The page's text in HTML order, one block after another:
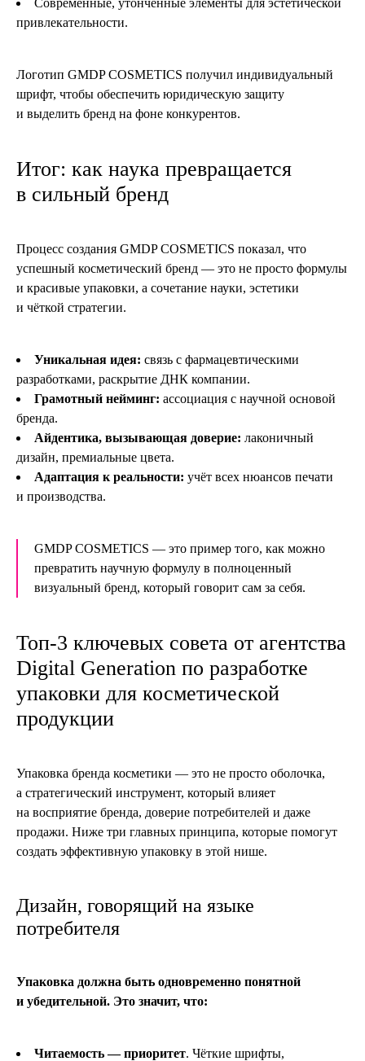
привлекательности.
Логотип GMDP COSMETICS получил индивидуальный
шрифт, чтобы обеспечить юридическую защиту
и выделить бренд на фоне конкурентов.
Итог: как наука превращается
в сильный бренд
Процесс создания GMDP COSMETICS показал, что
успешный косметический бренд — это не просто формулы
и красивые упаковки, а сочетание науки, эстетики
и чёткой стратегии.
Уникальная идея: связь с фармацевтическими
разработками, раскрытие ДНК компании.
Грамотный нейминг: ассоциация с научной основой
бренда.
Айдентика, вызывающая доверие: лаконичный
дизайн, премиальные цвета.
Адаптация к реальности: учёт всех нюансов печати
и производства.
GMDP COSMETICS — это пример того, как можно
превратить научную формулу в полноценный
визуальный бренд, который говорит сам за себя.
Топ-3 ключевых совета от агентства
Digital Generation по разработке
упаковки для косметической
продукции
Упаковка бренда косметики — это не просто оболочка,
а стратегический инструмент, который влияет
на восприятие бренда, доверие потребителей и даже
продажи. Ниже три главных принципа, которые помогут
создать эффективную упаковку в этой нише.
Дизайн, говорящий на языке
потребителя
Упаковка должна быть одновременно понятной
и убедительной. Это значит, что:
Читаемость — приоритет. Чёткие шрифты,